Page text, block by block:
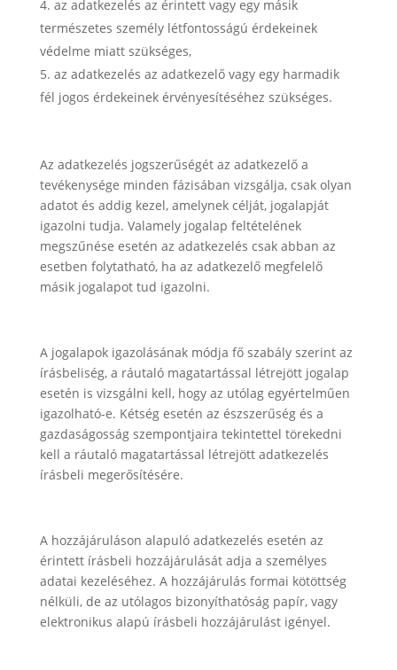
az adatkezelés az érintett vagy egy másik
természetes személy létfontosságú érdekeinek
védelme miatt szükséges,
az adatkezelés az adatkezelő vagy egy harmadik
fél jogos érdekeinek érvényesítéséhez szükséges.
Az adatkezelés jogszerűségét az adatkezelő a
tevékenysége minden fázisában vizsgálja, csak olyan
adatot és addig kezel, amelynek célját, jogalapját
igazolni tudja. Valamely jogalap feltételének
megszűnése esetén az adatkezelés csak abban az
esetben folytatható, ha az adatkezelő megfelelő
másik jogalapot tud igazolni.
A jogalapok igazolásának módja fő szabály szerint az
írásbeliség, a ráutaló magatartással létrejött jogalap
esetén is vizsgálni kell, hogy az utólag egyértelműen
igazolható-e. Kétség esetén az észszerűség és a
gazdaságosság szempontjaira tekintettel törekedni
kell a ráutaló magatartással létrejött adatkezelés
írásbeli megerősítésére.
A hozzájáruláson alapuló adatkezelés esetén az
érintett írásbeli hozzájárulását adja a személyes
adatai kezeléséhez. A hozzájárulás formai kötöttség
nélküli, de az utólagos bizonyíthatóság papír, vagy
elektronikus alapú írásbeli hozzájárulást igényel.